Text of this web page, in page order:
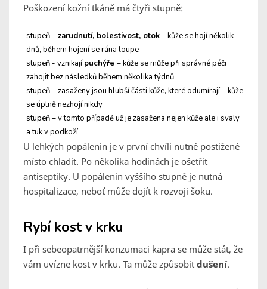
Poškození kožní tkáně má čtyři stupně:
stupeň –zarudnutí, bolestivost, otok– kůže se hojí několik
dnů, během hojení se rána loupe
stupeň - vznikají puchýře – kůže se může při správné péči
zahojit bez následků během několika týdnů
stupeň – zasaženy jsou hlubší části kůže, které odumírají – kůže
se úplně nezhojí nikdy
stupeň – v tomto případě už je zasažena nejen kůže ale i svaly
a tuk v podkoží
U lehkých popálenin je v první chvíli nutné postižené
místo chladit. Po několika hodinách je ošetřit
antiseptiky. U popálenin vyššího stupně je nutná
hospitalizace, neboť může dojít k rozvoji šoku.
Rybí kost v krku
I při sebeopatrnější konzumaci kapra se může stát, že
vám uvízne kost v krku. Ta může způsobit dušení.